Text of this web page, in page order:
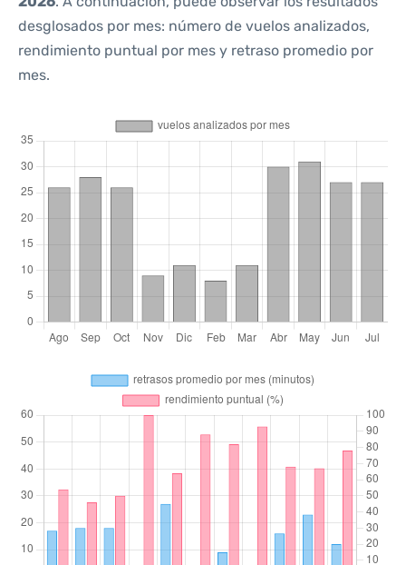
desglosados por mes: número de vuelos analizados,
rendimiento puntual por mes y retraso promedio por
mes.